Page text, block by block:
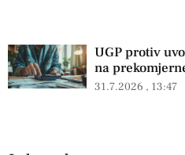
UGP protiv
na
31.7.2026 13:47